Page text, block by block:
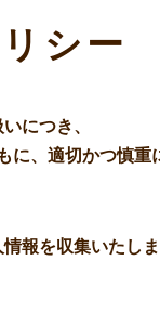
シー
につき、
に、適切かつ慎重
報を収集いたし